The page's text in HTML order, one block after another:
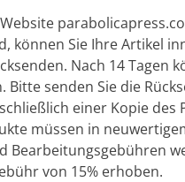
Sie Ihre Artikel
Nach 14 Tagen
Bitte senden Sie die
einer Kopie des
müssen in
Bearbeitungsgebühren
von 15% erhoben.